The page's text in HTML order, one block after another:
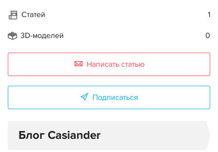
Статей 1
3D-моделей 0
Написать статью
Подписаться
Блог Casiander